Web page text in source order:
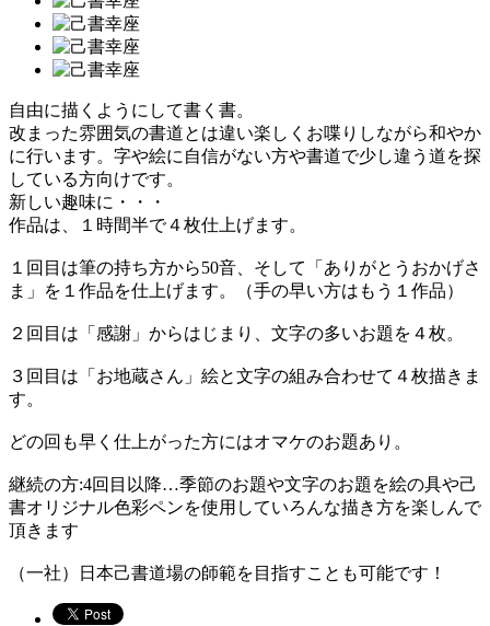
自由に描くようにして書く書。
改まった雰囲気の書道とは違い楽しくお喋りしながら和やか
に行います。字や絵に自信がない方や書道で少し違う道を探
している方向けです。
新しい趣味に・・・
作品は、１時間半で４枚仕上げます。
１回目は筆の持ち方から50音、そして「ありがとうおかげさ
ま」を１作品を仕上げます。（手の早い方はもう１作品）
２回目は「感謝」からはじまり、文字の多いお題を４枚。
３回目は「お地蔵さん」絵と文字の組み合わせて４枚描きま
す。
どの回も早く仕上がった方にはオマケのお題あり。
継続の方:4回目以降…季節のお題や文字のお題を絵の具や己
書オリジナル色彩ペンを使用していろんな描き方を楽しんで
頂きます
（一社）日本己書道場の師範を目指すことも可能です！